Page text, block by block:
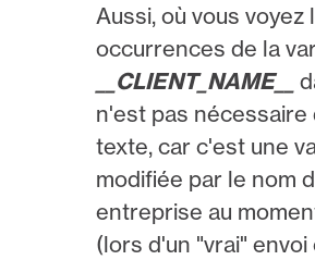
Aussi, où vous voyez
occurrences de la
__CLIENT_NAME__
n'est pas nécessaire
texte, car c'est une
modifiée par le nom
entreprise au
(lors d'un "vrai"